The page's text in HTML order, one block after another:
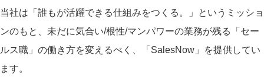
当社は「誰もが活躍できる仕組みをつくる。」というミッショ
ンのもと、未だに気合い/根性/マンパワーの業務が残る「セー
ルス職」の働き方を変えるべく、「SalesNow」を提供してい
ます。